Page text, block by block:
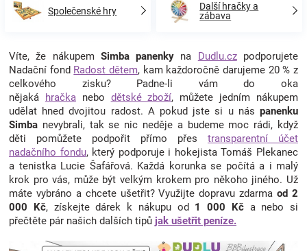
Společenské hry
Další hračky a
zábava
Víte, že nákupem Simba panenky na Dudlu.czpodporujete
Nadační fond Radost dětem, kam každoročně darujeme 20 % z
celkového zisku? Padne-li vám do oka
nějaká hračka nebo dětské zboží, můžete jedním nákupem
udělat hned dvojitou radost. A pokud jste si u nás panenku
Simba nevybrali, tak se nic neděje a budeme moc rádi, když
děti pomůžete podpořit přímo přes transparentní účet
nadačního fondu, který podporuje i hokejista Tomáš Plekanec
a tenistka Lucie Šafářová. Každá korunka se počítá a i malý
krok pro vás, může být velkým krokem pro někoho jiného. Už
máte vybráno a chcete ušetřit? Využijte dopravu zdarmaod 2
000 Kč, získejte dárek k nákupu od 1 000 Kča nebo si
přečtěte pár našich dalších tipů jak ušetřit peníze.